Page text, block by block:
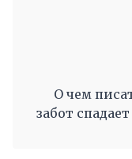
О чем
забот